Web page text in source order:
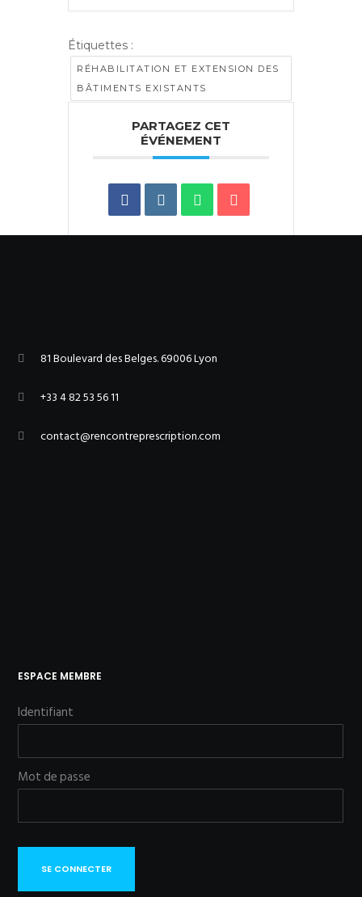
Étiquettes :
RÉHABILITATION ET EXTENSION DES
BÂTIMENTS EXISTANTS
PARTAGEZ CET
ÉVÉNEMENT
81 Boulevard des Belges. 69006 Lyon
+33 4 82 53 56 11
contact@rencontreprescription.com
ESPACE MEMBRE
Identifiant
Mot de passe
SE CONNECTER